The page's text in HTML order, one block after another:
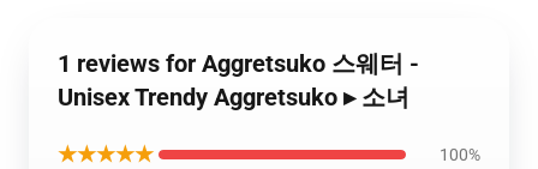
1 reviews for Aggretsuko 스웨터 -
Unisex Trendy Aggretsuko ▸ 소녀
★★★★★ 100%